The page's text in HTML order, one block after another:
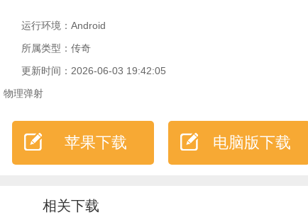
运行环境：Android
所属类型：传奇
更新时间：2026-06-03 19:42:05
物理弹射
苹果下载 电脑版下载
相关下载